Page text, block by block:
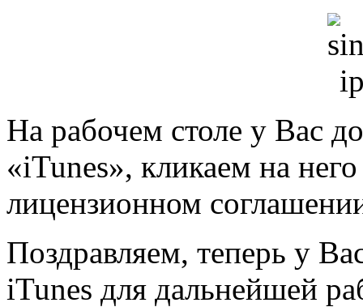
На рабочем столе у Вас
«iTunes», кликаем на
лицензионном
Поздравляем, теперь у
iTunes для дальнейшей